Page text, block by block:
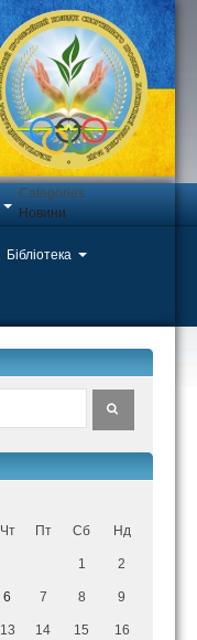
Бібліотека
Categories
Новини
Чт Пт Сб Нд
1 2
6 7 8 9
13 14 15 16